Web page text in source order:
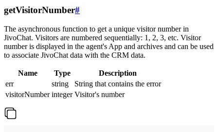
getVisitorNumber#
The asynchronous function to get a unique visitor number in
JivoChat. Visitors are numbered sequentially: 1, 2, 3, etc. Visitor
number is displayed in the agent's App and archives and can be used
to associate JivoChat data with the CRM data.
Name Type
Description
err
string
String that contains the error
visitorNumber integer Visitor's number